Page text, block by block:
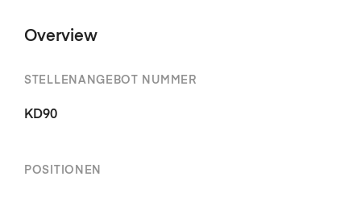
Overview
STELLENANGEBOT NUMMER
KD90
POSITIONEN